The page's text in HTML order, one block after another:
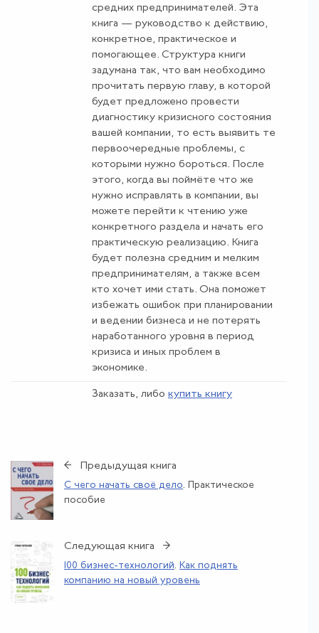
средних предпринимателей. Эта
книга — руководство к действию,
конкретное, практическое и
помогающее. Структура книги
задумана так, что вам необходимо
прочитать первую главу, в которой
будет предложено провести
диагностику кризисного состояния
вашей компании, то есть выявить те
первоочередные проблемы, с
которыми нужно бороться. После
этого, когда вы поймёте что же
нужно исправлять в компании, вы
можете перейти к чтению уже
конкретного раздела и начать его
практическую реализацию. Книга
будет полезна средним и мелким
предпринимателям, а также всем
кто хочет ими стать. Она поможет
избежать ошибок при планировании
и ведении бизнеса и не потерять
наработанного уровня в период
кризиса и иных проблем в
экономике.
Заказать, либо купить книгу
← Предыдущая книга
С чего начать своё дело. Практическое
пособие
Следующая книга →
100 бизнес-технологий. Как поднять
компанию на новый уровень